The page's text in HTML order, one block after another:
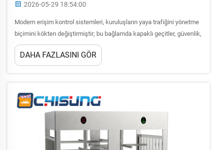
2026-05-29 18:54:00
Modern erişim kontrol sistemleri, kuruluşların yaya trafiğini yönetme
biçimini kökten değiştirmiştir; bu bağlamda kapaklı geçitler, güvenlik,
verimlilik ve kullanıcı konforunu bir araya getiren gelişmiş bir çözüm
olarak öne çıkmaktadır. Geleneksel döner bariyerler veya kollu
DAHA FAZLASINI GÖR